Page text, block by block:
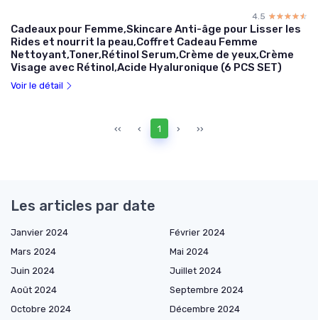
4.5 ☆☆☆☆☆
★★★★★
Cadeaux pour Femme,Skincare Anti-âge pour Lisser les
Rides et nourrit la peau,Coffret Cadeau Femme
Nettoyant,Toner,Rétinol Serum,Crème de yeux,Crème
Visage avec Rétinol,Acide Hyaluronique (6 PCS SET)
Voir le détail
‹‹ ‹ 1 › ››
Les articles par date
Janvier 2024
Février 2024
Mars 2024
Mai 2024
Juin 2024
Juillet 2024
Août 2024
Septembre 2024
Octobre 2024
Décembre 2024